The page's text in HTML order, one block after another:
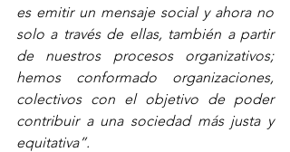
es emitir un mensaje social y ahora no
solo a través de ellas, también a partir
de nuestros procesos organizativos;
hemos conformado organizaciones,
colectivos con el objetivo de poder
contribuir a una sociedad más justa y
equitativa”.